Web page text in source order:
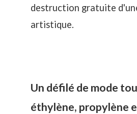
destruction gratuite
artistique.
Un défilé de mode
éthylène, propylène